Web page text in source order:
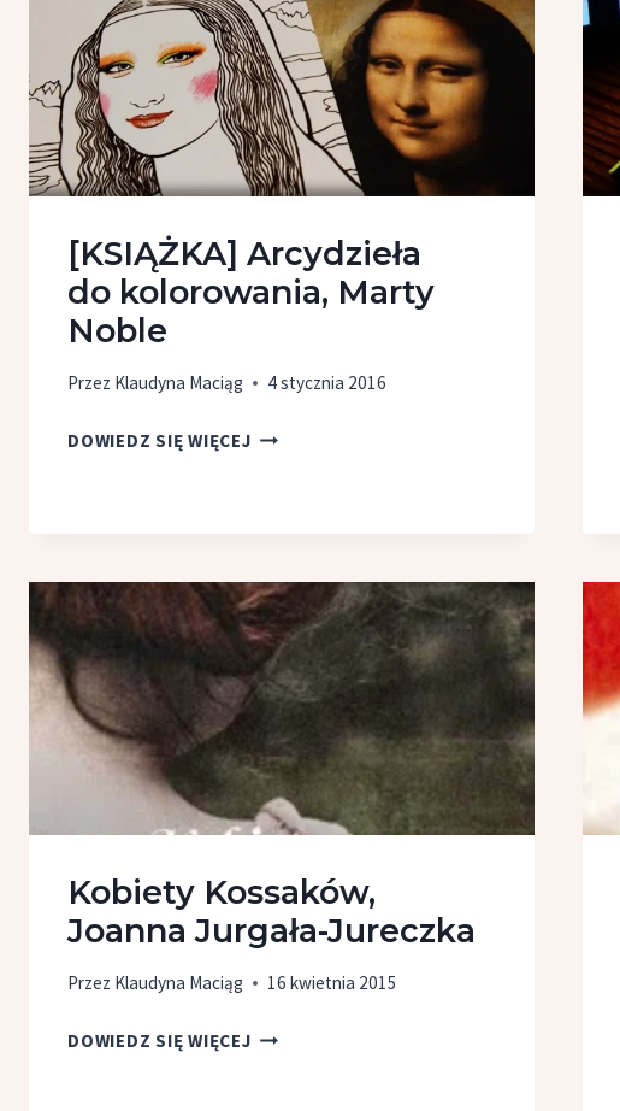
[KSIĄŻKA] Arcydzieła
do kolorowania, Marty
Noble
Przez Klaudyna Maciąg 4 stycznia 2016
DOWIEDZ SIĘ WIĘCEJ[KSIĄŻKA]
Kobiety Kossaków,
Joanna Jurgała-Jureczka
Przez Klaudyna Maciąg 16 kwietnia 2015
DOWIEDZ SIĘ WIĘCEJKOBIETY